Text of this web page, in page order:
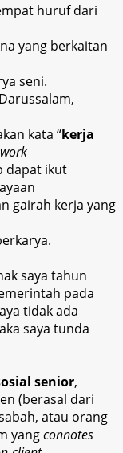
huruf dari
yang berkaitan
seni.
kata “kerja
dapat ikut
gairah kerja yang
saya tahun
pada
tidak ada
saya tunda
senior,
(berasal dari
atau orang
yangconnotes